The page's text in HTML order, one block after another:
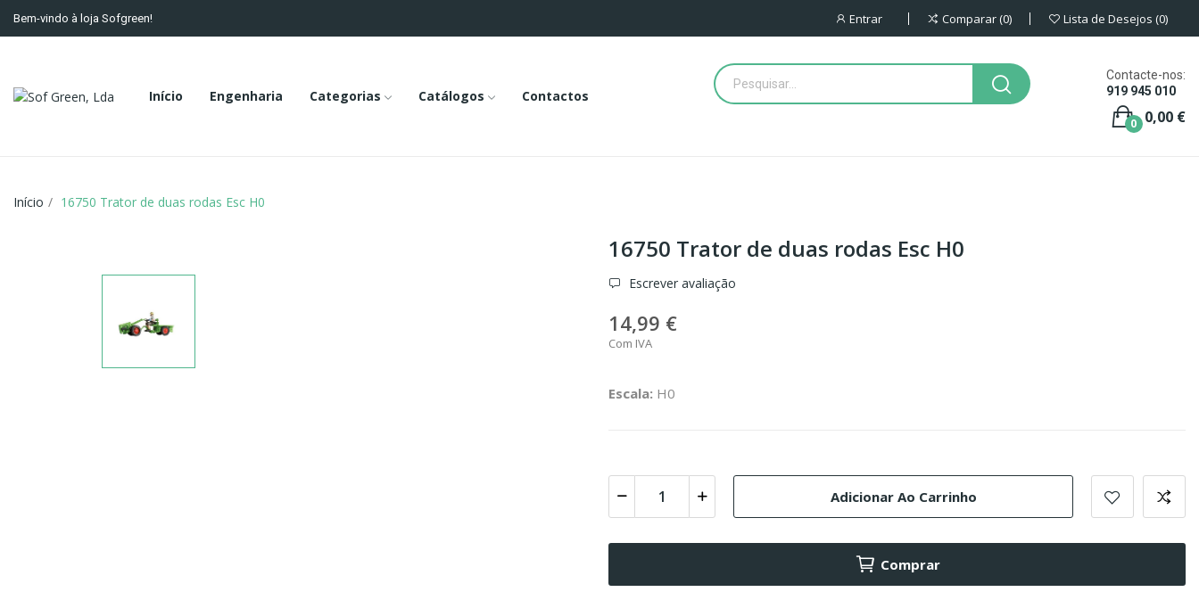
Bem-vindo à loja Sofgreen! Entrar Comparar 0 Lista de Desejos 0
Início Engenharia Categorias Catálogos Contactos
Contacte-nos:
919 945 010
0,00 €
0
Início 16750 Trator de duas rodas Esc H0
16750 Trator de duas rodas Esc H0
Escrever avaliação
14,99 €
Com IVA
Escala: H0
Adicionar Ao Carrinho
Comprar